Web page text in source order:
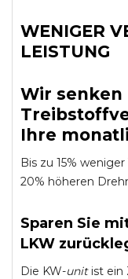
WENIGER
LEISTUNG
Wir senken
Ihre
Bis zu 15%
20% höheren
Sparen Sie
LKW
Die KW-unitist ein